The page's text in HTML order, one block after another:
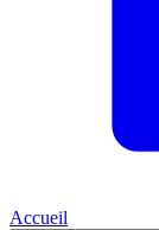
Accueil